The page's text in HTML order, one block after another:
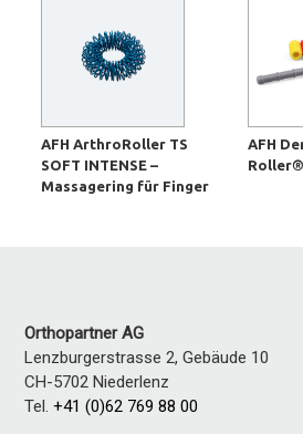
AFH ArthroRoller TS
SOFT INTENSE –
Massagering für Finger
AFH
Roller®
Orthopartner AG
Lenzburgerstrasse 2, Gebäude 10
CH-5702 Niederlenz
Tel.+41 (0)62 769 88 00